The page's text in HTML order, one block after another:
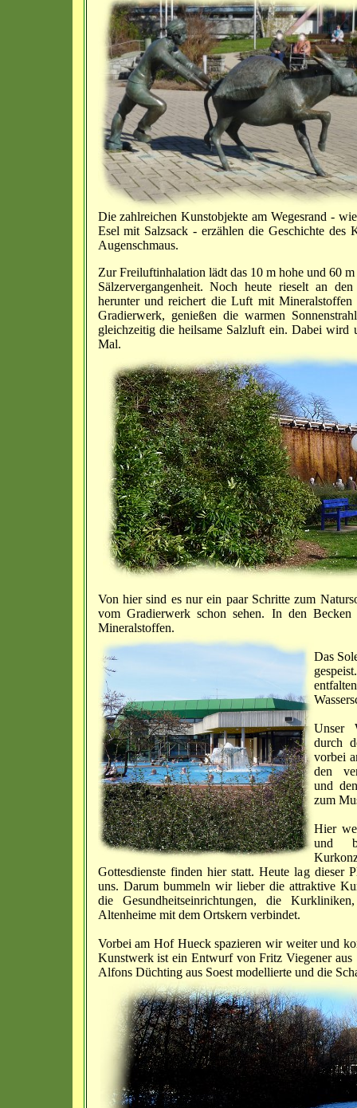
Die zahlreichen Kunstobjekte am Wegesrand -
Esel mit Salzsack - erzählen die Geschichte
Augenschmaus.
Zur Freiluftinhalation lädt das 10 m hohe und 60
Sälzervergangenheit. Noch heute rieselt an
herunter und reichert die Luft mit
Gradierwerk, genießen die warmen
gleichzeitig die heilsame Salzluft ein. Dabei wird
Mal.
Von hier sind es nur ein paar Schritte zum
vom Gradierwerk schon sehen. In den
Mineralstoffen.
Das
Unser
durch
vorbei
den
und
zum
Hier
und
Gottesdienste finden hier statt. Heute lag dieser
uns. Darum bummeln wir lieber die attraktive
die Gesundheitseinrichtungen, die
Altenheime mit dem Ortskern verbindet.
Vorbei am Hof Hueck spazieren wir weiter und
Kunstwerk ist ein Entwurf von Fritz Viegener aus
Alfons Düchting aus Soest modellierte und die